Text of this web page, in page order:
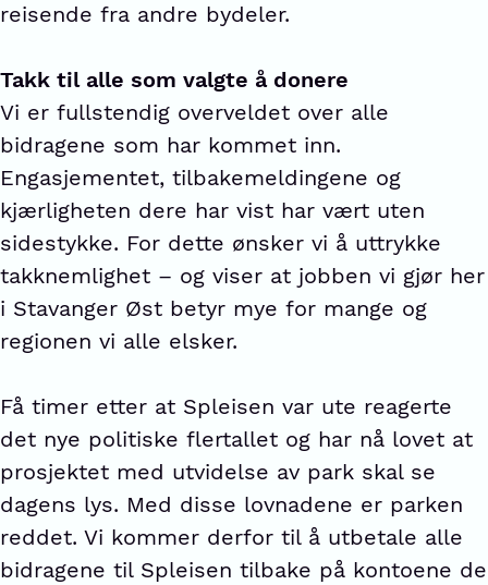
reisende fra andre bydeler.
Takk til alle som valgte å donere
Vi er fullstendig overveldet over alle
bidragene som har kommet inn.
Engasjementet, tilbakemeldingene og
kjærligheten dere har vist har vært uten
sidestykke. For dette ønsker vi å uttrykke
takknemlighet – og viser at jobben vi gjør her
i Stavanger Øst betyr mye for mange og
regionen vi alle elsker.
Få timer etter at Spleisen var ute reagerte
det nye politiske flertallet og har nå lovet at
prosjektet med utvidelse av park skal se
dagens lys. Med disse lovnadene er parken
reddet. Vi kommer derfor til å utbetale alle
bidragene til Spleisen tilbake på kontoene de